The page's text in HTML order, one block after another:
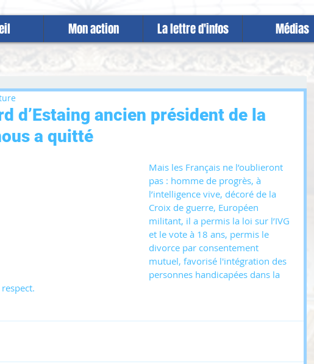
Mon action La lettre d'infos Médias
d’Estaing ancien président de la
a quitté
Mais les Français ne l’oublieront
pas : homme de progrès, à
l’intelligence vive, décoré de la
Croix de guerre, Européen
militant, il a permis la loi sur l’IVG
et le vote à 18 ans, permis le
divorce par consentement
mutuel, favorisé l'intégration des
personnes handicapées dans la